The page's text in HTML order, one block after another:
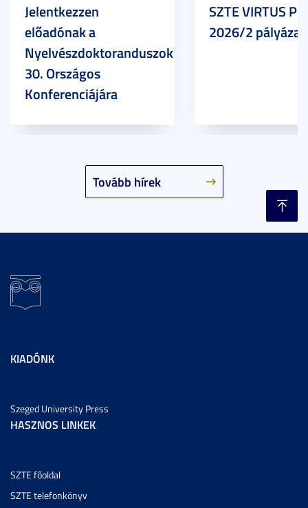
Tovább hírek
Jelentkezzen
előadónak a
Nyelvészdoktoranduszok
30. Országos
Konferenciájára
SZTE VIRTUS
2026/2
KIADÓNK
Szeged University Press
HASZNOS LINKEK
SZTE főoldal
SZTE telefonkönyv